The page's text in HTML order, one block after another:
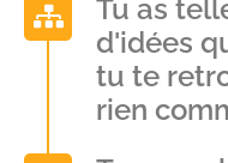
Tu as
d'idées
tu te
rien